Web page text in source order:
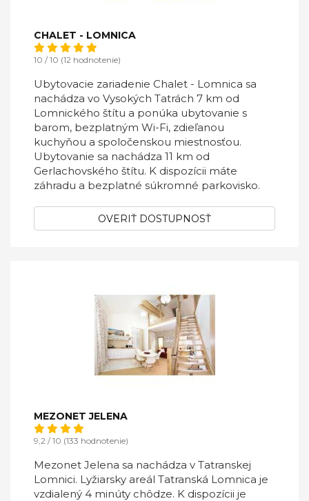
CHALET - LOMNICA
10 / 10 (12 hodnotenie)
Ubytovacie zariadenie Chalet - Lomnica sa
nachádza vo Vysokých Tatrách 7 km od
Lomnického štítu a ponúka ubytovanie s
barom, bezplatným Wi-Fi, zdieľanou
kuchyňou a spoločenskou miestnosťou.
Ubytovanie sa nachádza 11 km od
Gerlachovského štítu. K dispozícii máte
záhradu a bezplatné súkromné parkovisko.
OVERIŤ DOSTUPNOSŤ
MEZONET JELENA
9,2 / 10 (133 hodnotenie)
Mezonet Jelena sa nachádza v Tatranskej
Lomnici. Lyžiarsky areál Tatranská Lomnica je
vzdialený 4 minúty chôdze. K dispozícii je